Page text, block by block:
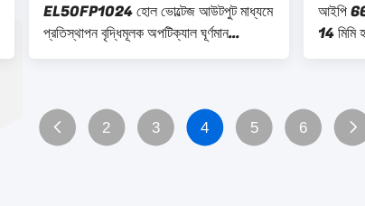
EL50FP1024 হোল ভোল্টেজ আউটপুট মাধ্যমে
প্রতিস্থাপন বৃদ্ধিমূলক অপটিক্যাল ঘূর্ণমান
এনকোডার K50
আইপি 66
14
2 3 4 5 6